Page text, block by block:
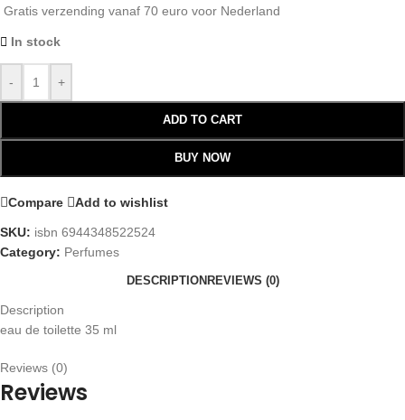
Gratis verzending vanaf 70 euro voor Nederland
In stock
- +
ADD TO CART
BUY NOW
Compare Add to wishlist
SKU: isbn 6944348522524
Category: Perfumes
DESCRIPTION REVIEWS (0)
Description
eau de toilette 35 ml
Reviews (0)
Reviews